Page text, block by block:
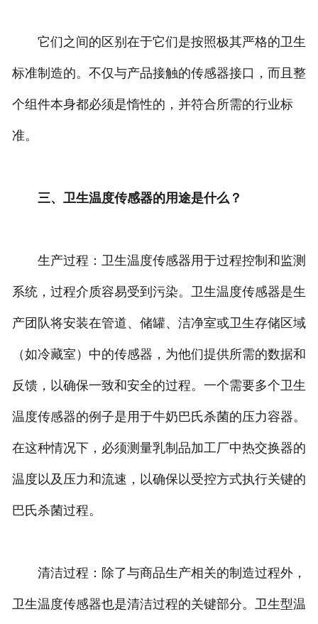
它们之间的区别在于它们是按照极其严格的卫生
标准制造的。不仅与产品接触的传感器接口，而且整
个组件本身都必须是惰性的，并符合所需的行业标
准。
三、卫生温度传感器的用途是什么？
生产过程：卫生温度传感器用于过程控制和监测
系统，过程介质容易受到污染。卫生温度传感器是生
产团队将安装在管道、储罐、洁净室或卫生存储区域
（如冷藏室）中的传感器，为他们提供所需的数据和
反馈，以确保一致和安全的过程。一个需要多个卫生
温度传感器的例子是用于牛奶巴氏杀菌的压力容器。
在这种情况下，必须测量乳制品加工厂中热交换器的
温度以及压力和流速，以确保以受控方式执行关键的
巴氏杀菌过程。
清洁过程：除了与商品生产相关的制造过程外，
卫生温度传感器也是清洁过程的关键部分。卫生型温